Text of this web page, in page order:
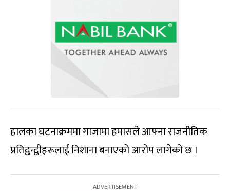
हालका घटनाक्रममा गाजामा हमासले आफ्ना राजनीतिक
प्रतिद्वन्द्वीहरूलाई निशाना बनाएको आरोप लागेको छ ।